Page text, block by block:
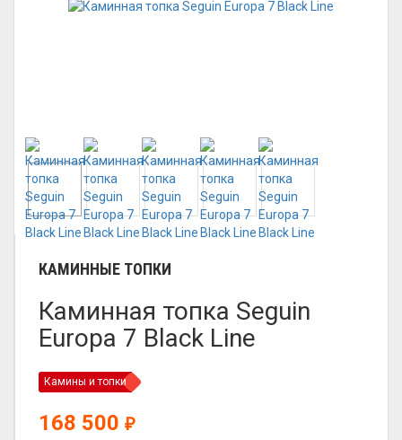
КАМИННЫЕ ТОПКИ
Каминная топка Seguin
Europa 7 Black Line
Камины и топки
168 500 ₽